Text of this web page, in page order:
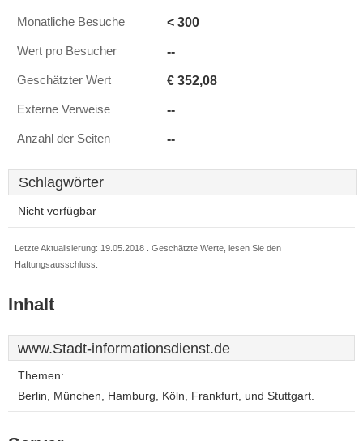
Monatliche Besuche < 300
Wert pro Besucher --
Geschätzter Wert € 352,08
Externe Verweise --
Anzahl der Seiten --
Schlagwörter
Nicht verfügbar
Letzte Aktualisierung: 19.05.2018 . Geschätzte Werte, lesen Sie den
Haftungsausschluss.
Inhalt
www.Stadt-informationsdienst.de
Themen:
Berlin, München, Hamburg, Köln, Frankfurt, und Stuttgart.